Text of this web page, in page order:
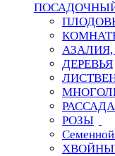
ДЕРЕВЬЯ
РАССАДА
РОЗЫ